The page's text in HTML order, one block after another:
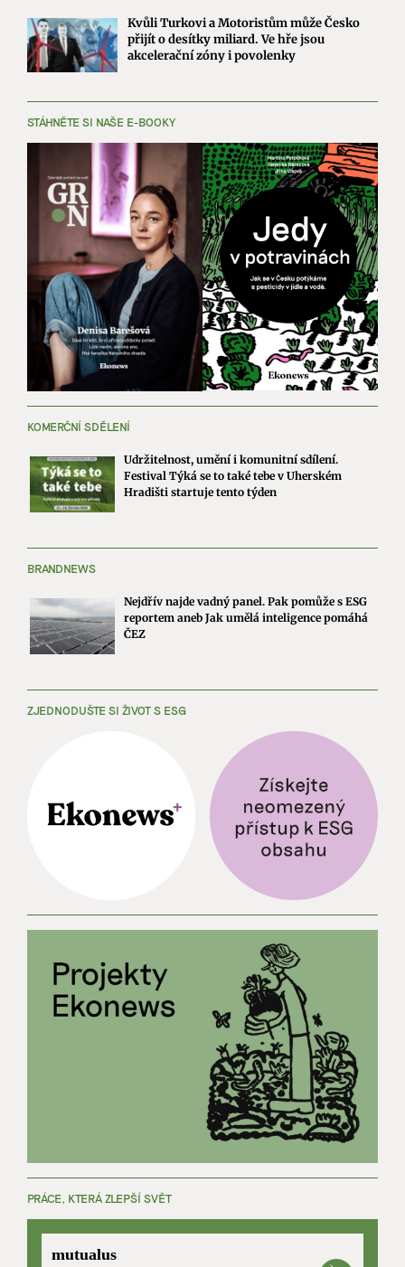
Kvůli Turkovi a Motoristům může Česko
přijít o desítky miliard. Ve hře jsou
akcelerační zóny i povolenky
STÁHNĚTE SI NAŠE E-BOOKY
KOMERČNÍ SDĚLENÍ
Udržitelnost, umění i komunitní sdílení.
Festival Týká se to také tebe v Uherském
Hradišti startuje tento týden
BRANDNEWS
Nejdřív najde vadný panel. Pak pomůže s ESG
reportem aneb Jak umělá inteligence pomáhá
ČEZ
ZJEDNODUŠTE SI ŽIVOT S ESG
PRÁCE, KTERÁ ZLEPŠÍ SVĚT
mutualus